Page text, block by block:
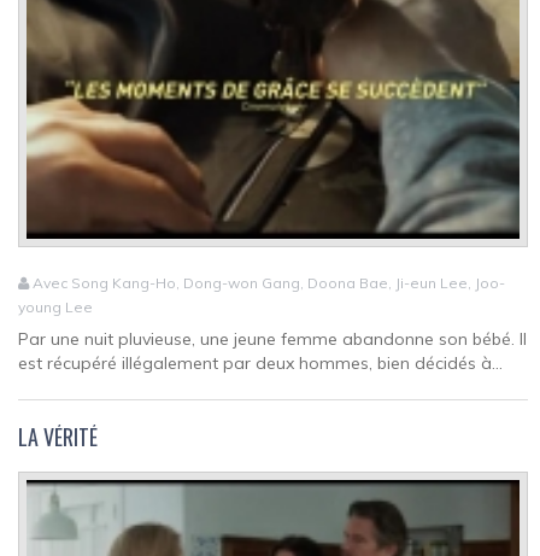
Avec Song Kang-Ho, Dong-won Gang, Doona Bae, Ji-eun Lee, Joo-
young Lee
Par une nuit pluvieuse, une jeune femme abandonne son bébé. Il
est récupéré illégalement par deux hommes, bien décidés à...
LA VÉRITÉ